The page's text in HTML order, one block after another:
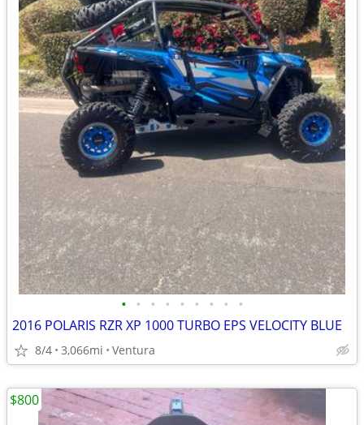
• • • • • • • • •
2016 POLARIS RZR XP 1000 TURBO EPS VELOCITY BLUE
8/4 3,066mi Ventura
$800